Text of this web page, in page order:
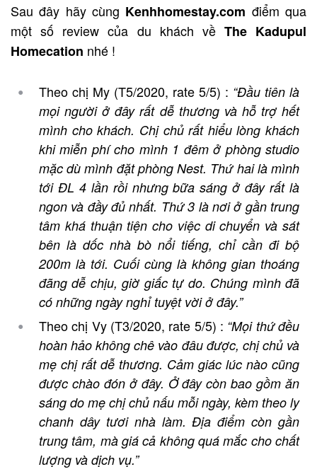
Sau đây hãy cùng Kenhhomestay.com điểm qua
một số review của du khách về The Kadupul
Homecation nhé !
Theo chị My (T5/2020, rate 5/5) : “Đầu tiên là
mọi người ở đây rất dễ thương và hỗ trợ hết
mình cho khách. Chị chủ rất hiểu lòng khách
khi miễn phí cho mình 1 đêm ở phòng studio
mặc dù mình đặt phòng Nest. Thứ hai là mình
tới ĐL 4 lần rồi nhưng bữa sáng ở đây rất là
ngon và đầy đủ nhất. Thứ 3 là nơi ở gần trung
tâm khá thuận tiện cho việc di chuyển và sát
bên là dốc nhà bò nổi tiếng, chỉ cần đi bộ
200m là tới. Cuối cùng là không gian thoáng
đãng dễ chịu, giờ giấc tự do. Chúng mình đã
có những ngày nghỉ tuyệt vời ở đây.”
Theo chị Vy (T3/2020, rate 5/5) : “Mọi thứ đều
hoàn hảo không chê vào đâu được, chị chủ và
mẹ chị rất dễ thương. Cảm giác lúc nào cũng
được chào đón ở đây. Ở đây còn bao gồm ăn
sáng do mẹ chị chủ nấu mỗi ngày, kèm theo ly
chanh dây tươi nhà làm. Địa điểm còn gần
trung tâm, mà giá cả không quá mắc cho chất
lượng và dịch vụ.”